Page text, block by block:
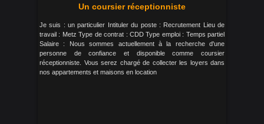
Un coursier réceptionniste
Je suis : un particulier Intituler du poste : Recrutement Lieu de
travail : Metz Type de contrat : CDD Type emploi : Temps partiel
Salaire : Nous sommes actuellement à la recherche d'une
personne de confiance et disponible comme coursier
réceptionniste. Vous serez chargé de collecter les loyers dans
nos appartements et maisons en location